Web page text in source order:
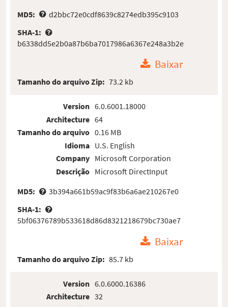
MD5:
d2bbc72e0cdf8639c8274edb395c9103
SHA-1:
b6338dd5e2b0a87b6ba7017986a6367e248a3b2e
Baixar
Tamanho do arquivo Zip: 73.2 kb
Version
Architecture
Tamanho do arquivo
Idioma
Company
Descrição
6.0.6001.18000
64
0.16 MB
U.S. English
Microsoft Corporation
Microsoft DirectInput
MD5:
3b394a661b59ac9f83b6a6ae210267e0
SHA-1:
5bf06376789b533618d86d8321218679bc730ae7
Baixar
Tamanho do arquivo Zip: 85.7 kb
Version
Architecture
6.0.6000.16386
32